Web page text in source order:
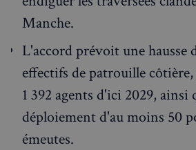
Manche.
L'accord prévoit une hausse
effectifs de patrouille côtière,
1 392 agents d'ici 2029, ainsi
déploiement d'au moins 50
émeutes.